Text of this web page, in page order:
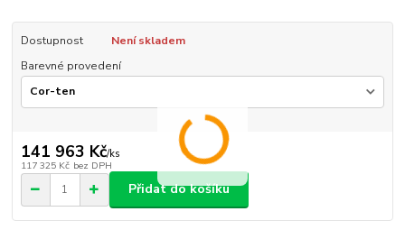
Dostupnost
Není skladem
Barevné provedení
141 963 Kč/ks
117 325 Kč bez DPH
Přidat do košíku